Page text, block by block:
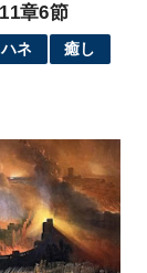
章6節
ネ 癒し